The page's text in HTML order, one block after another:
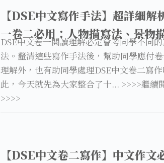
【DSE中文寫作手法】超詳細解
一卷二必用：人物描寫法、景物
DSE中文卷一閲讀理解必定會考同學不同
法。釐清這些寫作手法後，幫助同學應付
理解外，也有助同學處理DSE中文卷二寫
此，今天就先為大家整合了十... >>>>繼續
>>>>
【DSE中文卷二寫作】中文作文